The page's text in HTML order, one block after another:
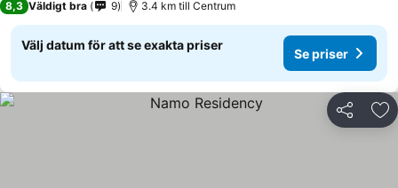
8,3 Väldigt bra 9 3.4 km till Centrum
Välj datum för att se exakta priser
Se priser
Dela